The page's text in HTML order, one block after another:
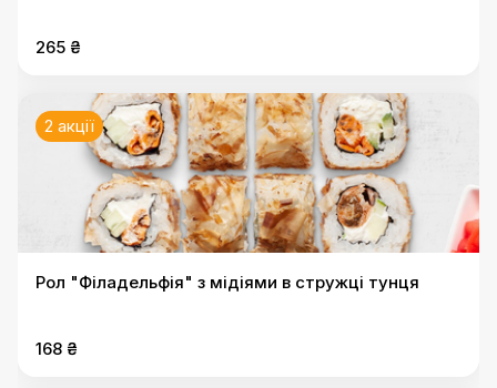
265 ₴
2 акції
Рол "Філадельфія" з мідіями в стружці тунця
168 ₴